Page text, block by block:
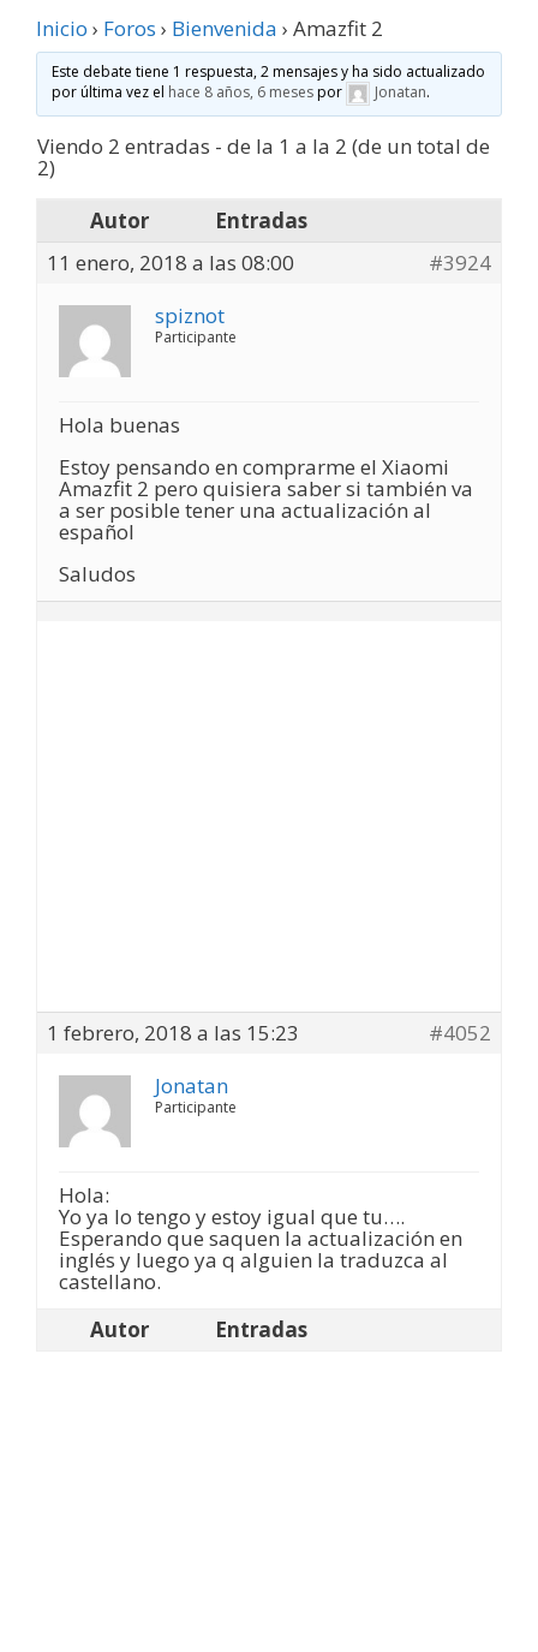
Inicio › Foros › Bienvenida › Amazfit 2
Este debate tiene 1 respuesta, 2 mensajes y ha sido actualizado
por última vez el hace 8 años, 6 mesespor Jonatan.
Viendo 2 entradas - de la 1 a la 2 (de un total de
2)
Autor
Entradas
11 enero, 2018 a las 08:00
#3924
spiznot
Participante
Hola buenas
Estoy pensando en comprarme el Xiaomi
Amazfit 2 pero quisiera saber si también va
a ser posible tener una actualización al
español
Saludos
1 febrero, 2018 a las 15:23
#4052
Jonatan
Participante
Hola:
Yo ya lo tengo y estoy igual que tu….
Esperando que saquen la actualización en
inglés y luego ya q alguien la traduzca al
castellano.
Autor
Entradas